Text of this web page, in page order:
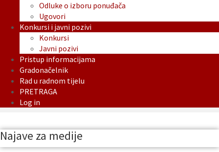
Odluke o izboru ponuđača
Ugovori
Konkursi i javni pozivi
Konkursi
Javni pozivi
Pristup informacijama
Gradonačelnik
Rad u radnom tijelu
PRETRAGA
Log in
Najave za medije